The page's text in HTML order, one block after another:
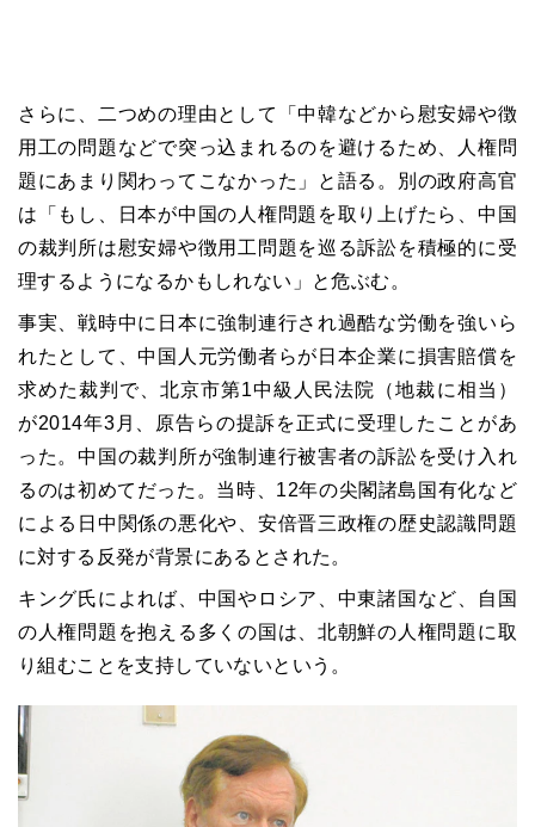
さらに、二つめの理由として「中韓などから慰安婦や徴
用工の問題などで突っ込まれるのを避けるため、人権問
題にあまり関わってこなかった」と語る。別の政府高官
は「もし、日本が中国の人権問題を取り上げたら、中国
の裁判所は慰安婦や徴用工問題を巡る訴訟を積極的に受
理するようになるかもしれない」と危ぶむ。
事実、戦時中に日本に強制連行され過酷な労働を強いら
れたとして、中国人元労働者らが日本企業に損害賠償を
求めた裁判で、北京市第1中級人民法院（地裁に相当）
が2014年3月、原告らの提訴を正式に受理したことがあ
った。中国の裁判所が強制連行被害者の訴訟を受け入れ
るのは初めてだった。当時、12年の尖閣諸島国有化など
による日中関係の悪化や、安倍晋三政権の歴史認識問題
に対する反発が背景にあるとされた。
キング氏によれば、中国やロシア、中東諸国など、自国
の人権問題を抱える多くの国は、北朝鮮の人権問題に取
り組むことを支持していないという。